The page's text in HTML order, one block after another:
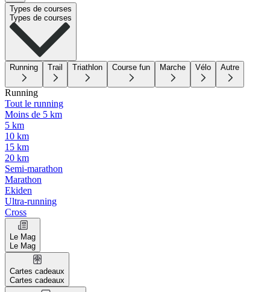
Types de courses
Types de courses
Running Trail Triathlon Course fun Marche Vélo Autre
Running
Tout le running
Moins de 5 km
5 km
10 km
15 km
20 km
Semi-marathon
Marathon
Ekiden
Ultra-running
Cross
Le Mag
Le Mag
Cartes cadeaux
Cartes cadeaux